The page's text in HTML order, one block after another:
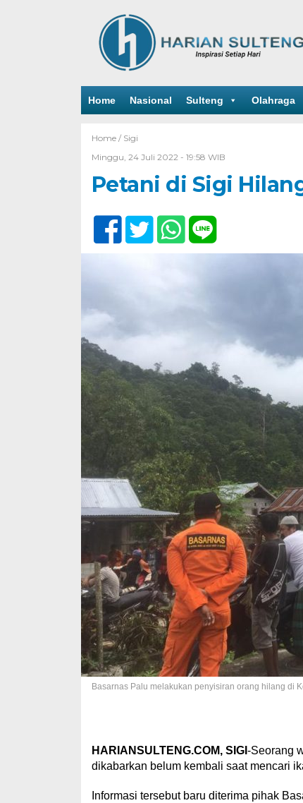
Home Nasional Sulteng Olahraga
Home / Sigi
Minggu, 24 Juli 2022 - 19:58 WIB
Petani di Sigi
Basarnas Palu melakukan penyisiran orang hilang di
HARIANSULTENG.COM, SIGI -Seorang
dikabarkan belum kembali saat mencari
Informasi tersebut baru diterima pihak